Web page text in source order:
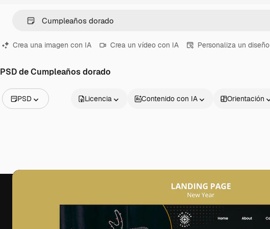
Crea una imagen con IA Crea un vídeo con IA Personaliza un diseño
PSD de Cumpleaños dorado
PSD
Vídeos
Licencia Contenido con IA Orientación
Productos